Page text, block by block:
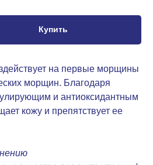
Купить
на первые морщины
морщин. Благодаря
и антиоксидантным
кожу и препятствует ее